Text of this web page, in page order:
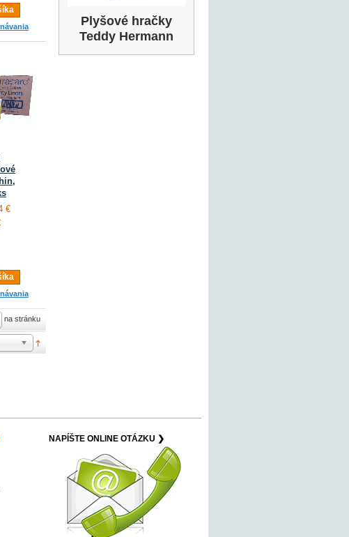
€
na stránku
Plyšové hračky
Teddy Hermann
NAPÍŠTE ONLINE OTÁZKU ❯